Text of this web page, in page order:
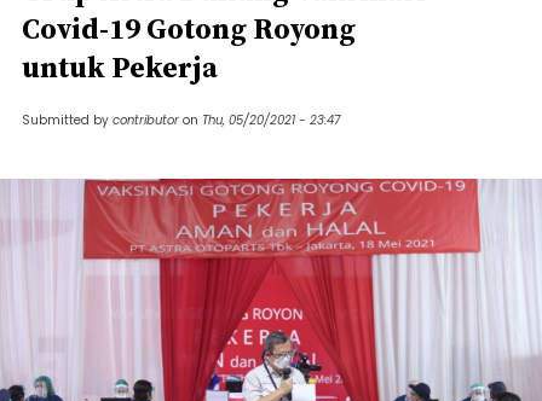
Covid-19 Gotong Royong
untuk Pekerja
Submitted by contributor on Thu, 05/20/2021 - 23:47